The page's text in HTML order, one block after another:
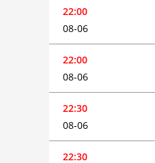
22:00
08-06
22:00
08-06
22:30
08-06
22:30